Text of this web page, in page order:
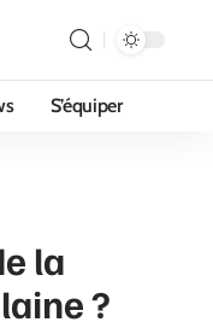
S’équiper
la
?